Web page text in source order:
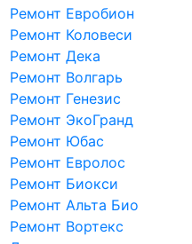
Ремонт Евробион
Ремонт Коловеси
Ремонт Дека
Ремонт Волгарь
Ремонт Генезис
Ремонт ЭкоГранд
Ремонт Юбас
Ремонт Евролос
Ремонт Биокси
Ремонт Альта Био
Ремонт Вортекс